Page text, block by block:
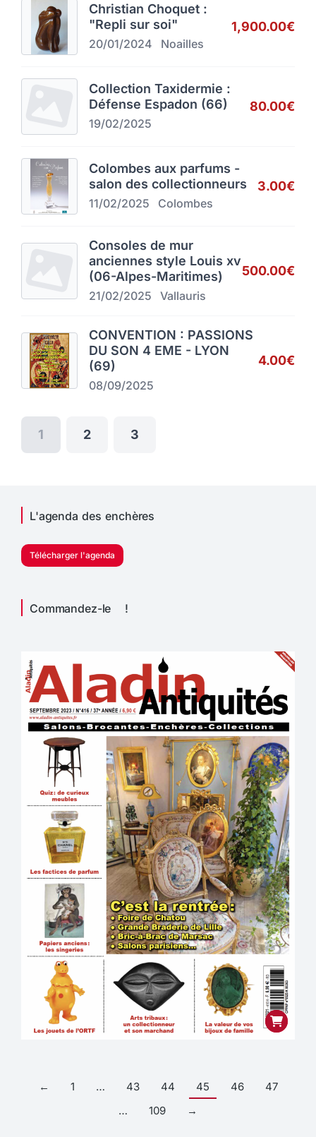
Christian Choquet :
"Repli sur soi"
20/01/2024 Noailles
1,900.00€
Collection Taxidermie :
Défense Espadon (66)
19/02/2025
80.00€
Colombes aux parfums -
salon des collectionneurs
11/02/2025 Colombes
3.00€
Consoles de mur
anciennes style Louis xv
(06-Alpes-Maritimes)
21/02/2025 Vallauris
500.00€
CONVENTION : PASSIONS
DU SON 4 EME - LYON
(69)
08/09/2025
4.00€
1 2 3
L'agenda des enchères
Télécharger l'agenda
Commandez-le !
← 1 … 43 44 45 46
47
…
109 →